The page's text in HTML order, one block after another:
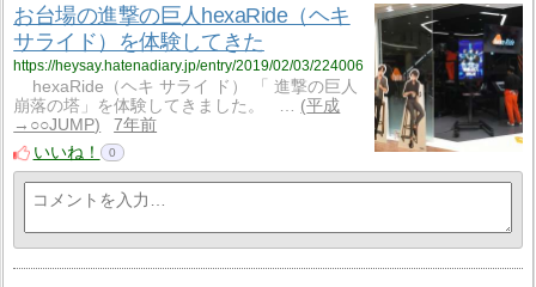
お台場の進撃の巨人hexaRide（ヘキ
サライド）を体験してきた
https://heysay.hatenadiary.jp/entry/2019/02/03/224006
hexaRide（ヘキ サライ ド） 「 進撃の巨人
崩落の塔」を体験してきました。 …
平成
→○○JUMP
7年前
いいね！
0